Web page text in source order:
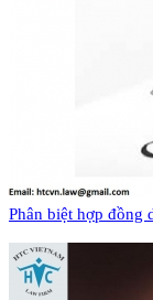
Phân biệt hợp đồng